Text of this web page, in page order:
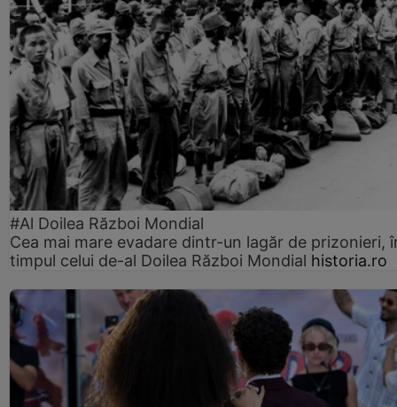
#Al Doilea Război Mondial
Cea mai mare evadare dintr-un lagăr de prizonieri,
timpul celui de-al Doilea Război Mondial historia.ro